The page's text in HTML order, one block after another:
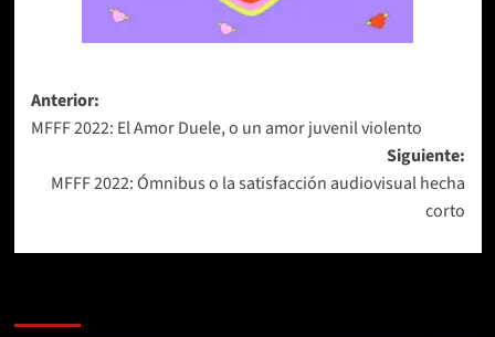
Navegación
de
entradas
Anterior:
MFFF 2022: El Amor Duele, o un amor juvenil violento
Siguiente:
MFFF 2022: Ómnibus o la satisfacción audiovisual hecha
corto